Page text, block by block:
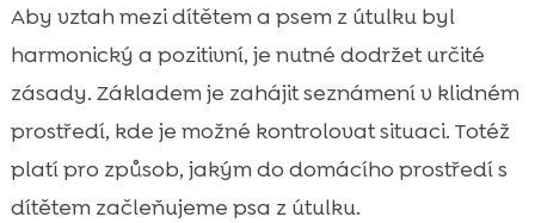
Aby vztah mezi dítětem a psem z útulku byl
harmonický a pozitivní, je nutné dodržet určité
zásady. Základem je zahájit seznámení v klidném
prostředí, kde je možné kontrolovat situaci. Totéž
platí pro způsob, jakým do domácího prostředí s
dítětem začleňujeme psa z útulku.